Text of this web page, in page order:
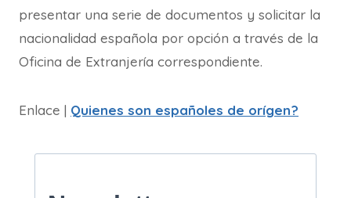
presentar una serie de documentos y solicitar la
nacionalidad española por opción a través de la
Oficina de Extranjería correspondiente.
Enlace | Quienes son españoles de orígen?